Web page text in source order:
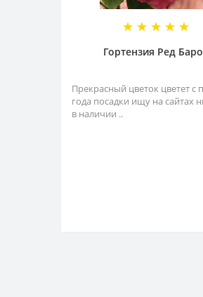
Гортензия Ред
Прекрасный цветок цветет с
года посадки ищу на сайтах
в наличии ..